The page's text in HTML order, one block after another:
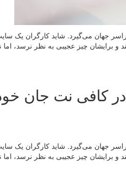
جهان می‌گیرد. شاید کارگران یک
و برایشان چیز عجیبی به نظر نرسد،
کافی نت جان
جهان می‌گیرد. شاید کارگران یک
و برایشان چیز عجیبی به نظر نرسد،